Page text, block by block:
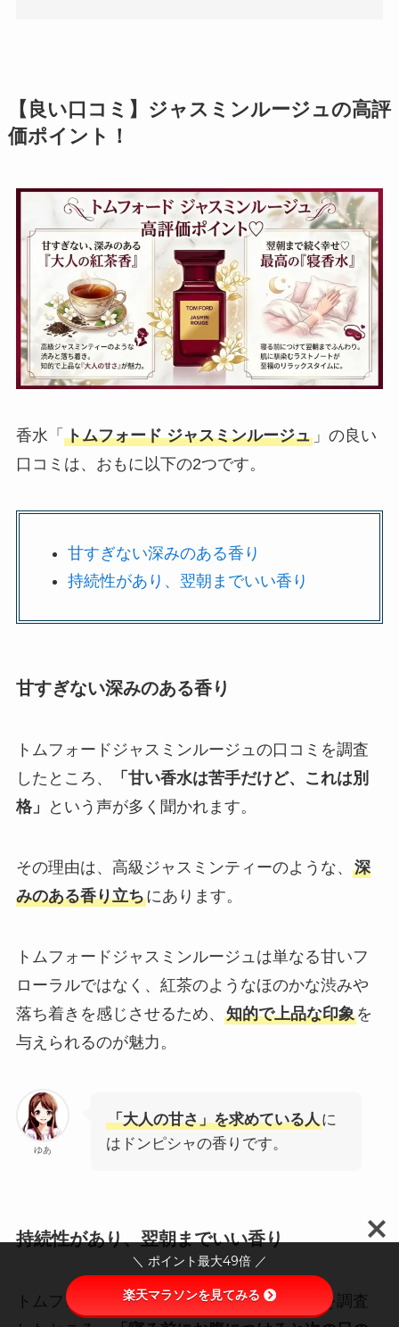
【良い口コミ】ジャスミンルージュの高評
価ポイント！
香水「 トムフォード ジャスミンルージュ」の良い
口コミは、おもに以下の2つです。
甘すぎない深みのある香り
持続性があり、翌朝までいい香り
甘すぎない深みのある香り
トムフォードジャスミンルージュの口コミを調査
したところ、
「甘い香水は苦手だけど、これは別
格」
という声が多く聞かれます。
その理由は、高級ジャスミンティーのような、 深
みのある香り立ちにあります。
トムフォードジャスミンルージュは単なる甘いフ
ローラルではなく、紅茶のようなほのかな渋みや
落ち着きを感じさせるため、 知的で上品な印象を
与えられるのが魅力。
ゆあ
「大人の甘さ」を求めている人に
はドンピシャの香りです。
持続性があり、翌朝までいい香り
トムフォードジャスミンルージュの口コミを調査
＼ ポイント最大49倍 ／
楽天マラソンを見てみる